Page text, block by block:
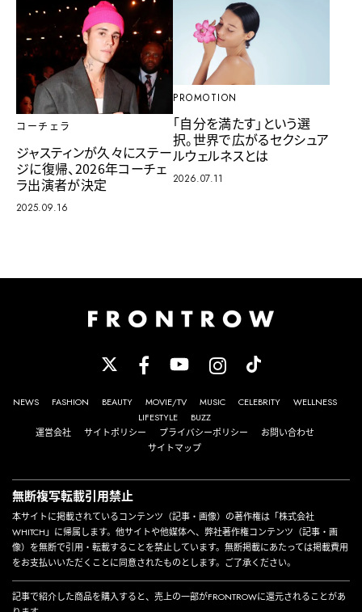
コーチェラ
ジャスティンが久々にステー
ジに復帰、2026年コーチェ
ラ出演者が決定
2025.09.16
PROMOTION
「自分を満たす」という選
択。世界で広がるセクシュア
ルウェルネスとは
2026.07.11
NEWS FASHION BEAUTY MOVIE/TV MUSIC CELEBRITY
WELLNESS
LIFESTYLE
BUZZ
運営会社
サイトポリシー プライバシーポリシー
お問い合わせ
サイトマップ
無断複写転載引用禁止
本サイトに掲載されているコンテンツ（記事・画像）の著作権は「株式会社
WHITCH」に帰属します。他サイトや他媒体へ、弊社著作権コンテンツ（記事・画
像）を無断で引用・転載することを禁止しています。無断掲載にあたっては掲載費用
をお支払いいただくことに同意されたものとします。ご了承ください。
記事で紹介した商品を購入すると、売上の一部がFRONTROWに還元されることがあ